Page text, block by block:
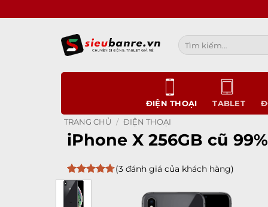
qua
Tìm
kiếm:
ĐIỆN THOẠI TABLET
TRANG CHỦ / ĐIỆN THOẠI
iPhone X 256GB cũ 99%
4.67trên
5 dựa trên
3
đánh giá
(3đánh giá của khách hàng)